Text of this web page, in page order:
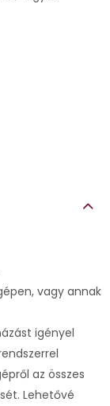
vagy annak
igényel
az összes
Lehetővé